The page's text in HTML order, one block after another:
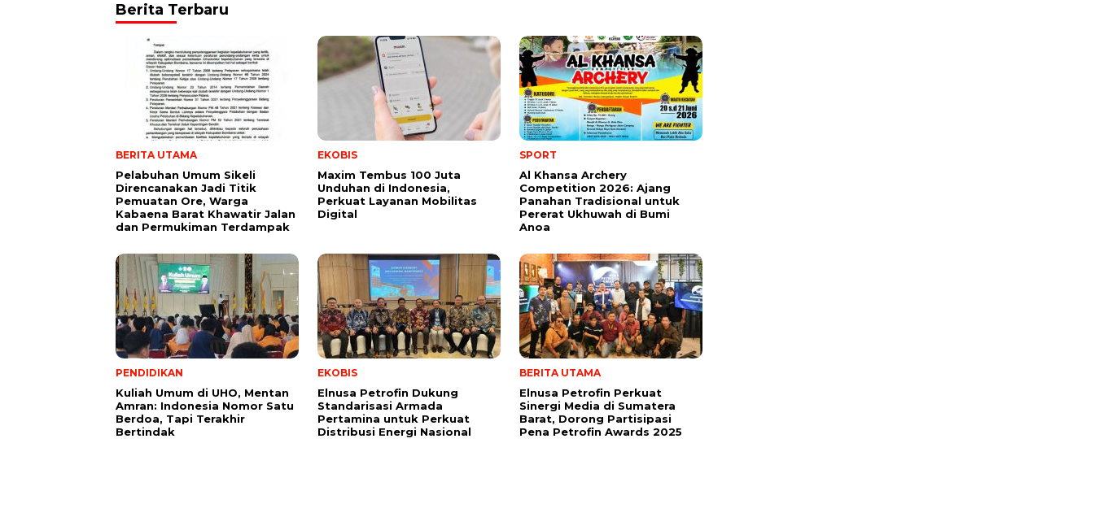
Berita Terbaru
BERITA UTAMA
Pelabuhan Umum Sikeli
Direncanakan Jadi Titik
Pemuatan Ore, Warga
Kabaena Barat Khawatir Jalan
dan Permukiman Terdampak
EKOBIS
Maxim Tembus 100 Juta
Unduhan di Indonesia,
Perkuat Layanan Mobilitas
Digital
SPORT
Al Khansa Archery
Competition 2026: Ajang
Panahan Tradisional untuk
Pererat Ukhuwah di Bumi
Anoa
PENDIDIKAN
Kuliah Umum di UHO, Mentan
Amran: Indonesia Nomor Satu
Berdoa, Tapi Terakhir
Bertindak
EKOBIS
Elnusa Petrofin Dukung
Standarisasi Armada
Pertamina untuk Perkuat
Distribusi Energi Nasional
BERITA UTAMA
Elnusa Petrofin Perkuat
Sinergi Media di Sumatera
Barat, Dorong Partisipasi
Pena Petrofin Awards 2025